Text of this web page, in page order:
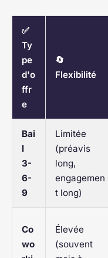
✅
Ty
pe
d'o
ffr
e
🔄
Flexibilité
Bai
l
3-
6-
9
Limitée
(préavis
long,
engagemen
t long)
Co
wo
Élevée
(souvent